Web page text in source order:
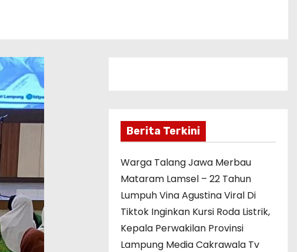
Berita Terkini
Warga Talang Jawa Merbau
Mataram Lamsel – 22 Tahun
Lumpuh Vina Agustina Viral Di
Tiktok Inginkan Kursi Roda Listrik,
Kepala Perwakilan Provinsi
Lampung Media Cakrawala Tv